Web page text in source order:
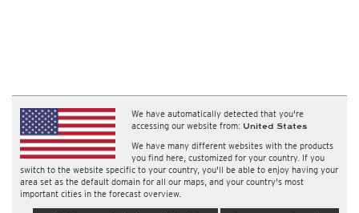
We have automatically detected that you're
accessing our website from: United States
We have many different websites with the products
you find here, customized for your country. If you
switch to the website specific to your country, you'll be able to enjoy having your
area set as the default domain for all our maps, and your country's most
important cities in the forecast overview.